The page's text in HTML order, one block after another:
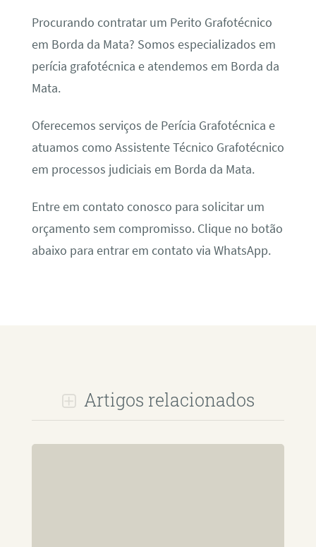
Procurando contratar um Perito Grafotécnico
em Borda da Mata? Somos especializados em
perícia grafotécnica e atendemos em Borda da
Mata.
Oferecemos serviços de Perícia Grafotécnica e
atuamos como Assistente Técnico Grafotécnico
em processos judiciais em Borda da Mata.
Entre em contato conosco para solicitar um
orçamento sem compromisso. Clique no botão
abaixo para entrar em contato via WhatsApp.
Artigos relacionados